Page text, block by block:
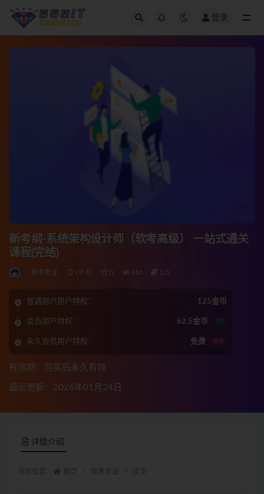
登录
新考纲-系统架构设计师（软考高级） 一站式通关
课程(完结)
软考考证 2年前 0 618 125
普通用户用户特权： 125金币
会员用户特权： 62.5金币 5折
永久会员用户特权： 免费 推荐
有效期：购买后永久有效
最近更新：2026年01月24日
详情介绍